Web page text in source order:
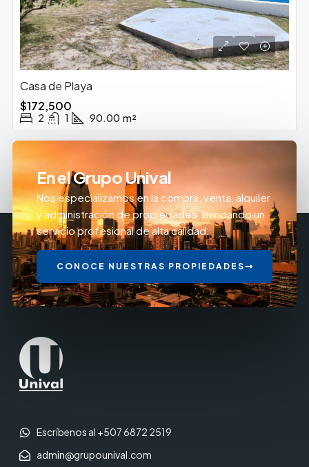
Casa de Playa
$172,500
2 1 90.00 m²
En el Grupo Unival
Nos especializamos en la compra, venta, alquiler
y administración de propiedades, brindando un
servicio profesional de alta calidad.
CONOCE NUESTRAS PROPIEDADES
Escríbenos al +507 6872 2519
admin@grupounival.com